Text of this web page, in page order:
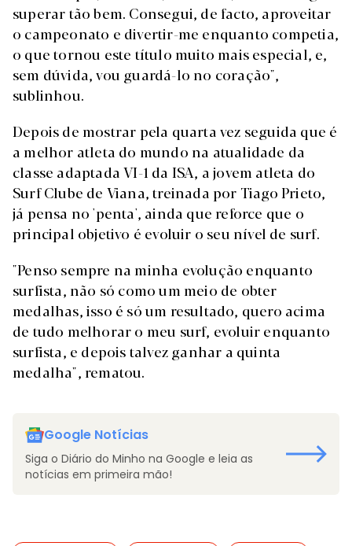
superar tão bem. Consegui, de facto, aproveitar
o campeonato e divertir-me enquanto competia,
o que tornou este título muito mais especial, e,
sem dúvida, vou guardá-lo no coração",
sublinhou.
Depois de mostrar pela quarta vez seguida que é
a melhor atleta do mundo na atualidade da
classe adaptada VI-1 da ISA, a jovem atleta do
Surf Clube de Viana, treinada por Tiago Prieto,
já pensa no 'penta', ainda que reforce que o
principal objetivo é evoluir o seu nível de surf.
"Penso sempre na minha evolução enquanto
surfista, não só como um meio de obter
medalhas, isso é só um resultado, quero acima
de tudo melhorar o meu surf, evoluir enquanto
surfista, e depois talvez ganhar a quinta
medalha", rematou.
Google Notícias
Siga o Diário do Minho na Google e leia as
notícias em primeira mão!